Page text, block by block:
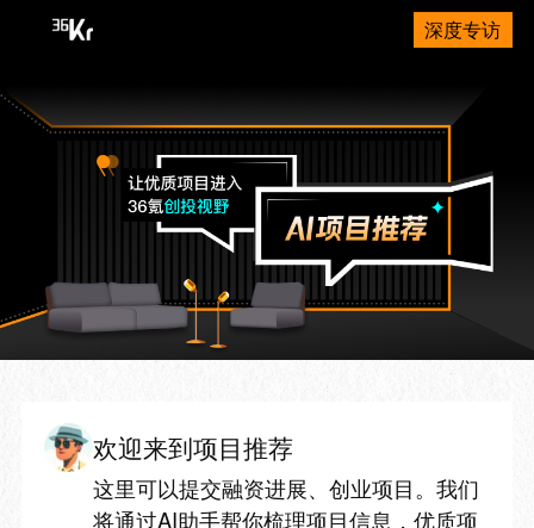
深度专访
欢迎来到项目推荐
这里可以提交融资进展、创业项目。我们
将通过AI助手帮你梳理项目信息，优质项